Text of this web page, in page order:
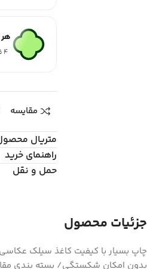
۴ قسط ماهانه. بدون سود، چک و ضامن.
مقایسه
متریال
راهنمای خرید
حمل و نقل
جزئیات محصول
بدون امکان شکستگی/ بسته بندی